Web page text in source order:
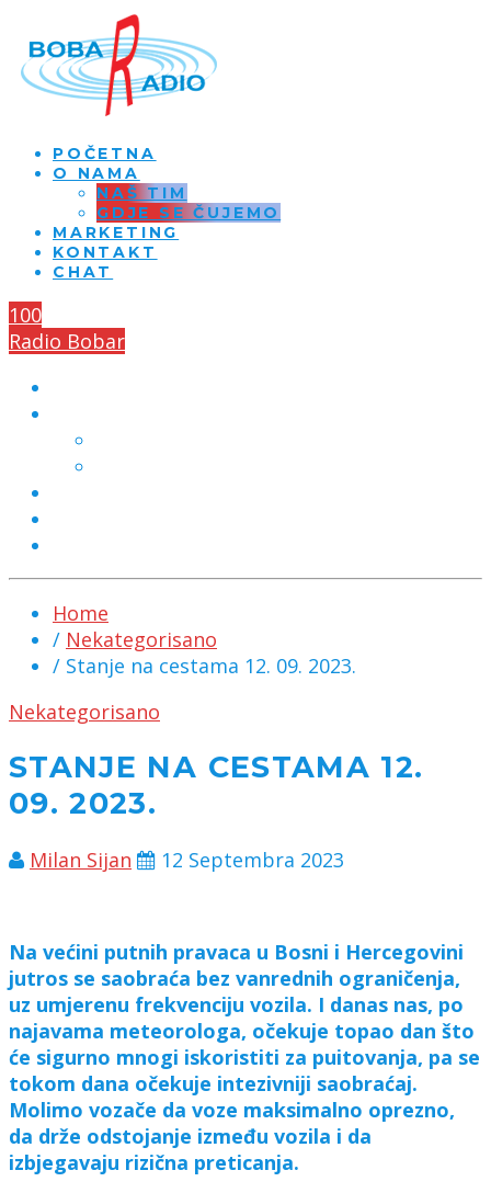
POČETNA
O NAMA
NAŠ TIM
GDJE SE ČUJEMO
MARKETING
KONTAKT
CHAT
100
Radio Bobar
Home
/ Nekategorisano
/ Stanje na cestama 12. 09. 2023.
Nekategorisano
STANJE NA CESTAMA 12.
09. 2023.
Milan Sijan 12 Septembra 2023
Na većini putnih pravaca u Bosni i Hercegovini
jutros se saobraća bez vanrednih ograničenja,
uz umjerenu frekvenciju vozila. I danas nas, po
najavama meteorologa, očekuje topao dan što
će sigurno mnogi iskoristiti za puitovanja, pa se
tokom dana očekuje intezivniji saobraćaj.
Molimo vozače da voze maksimalno oprezno,
da drže odstojanje između vozila i da
izbjegavaju rizična preticanja.